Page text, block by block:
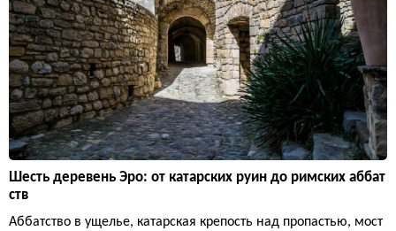
Шесть деревень Эро: от катарских руин до римских аббат
ств
Аббатство в ущелье, катарская крепость над пропастью, мост